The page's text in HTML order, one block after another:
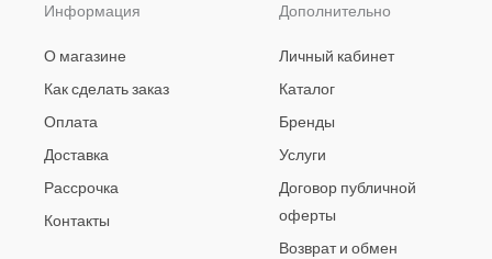
Информация
О магазине
Как сделать заказ
Оплата
Доставка
Рассрочка
Контакты
Дополнительно
Личный кабинет
Каталог
Бренды
Услуги
Договор публичной
оферты
Возврат и обмен